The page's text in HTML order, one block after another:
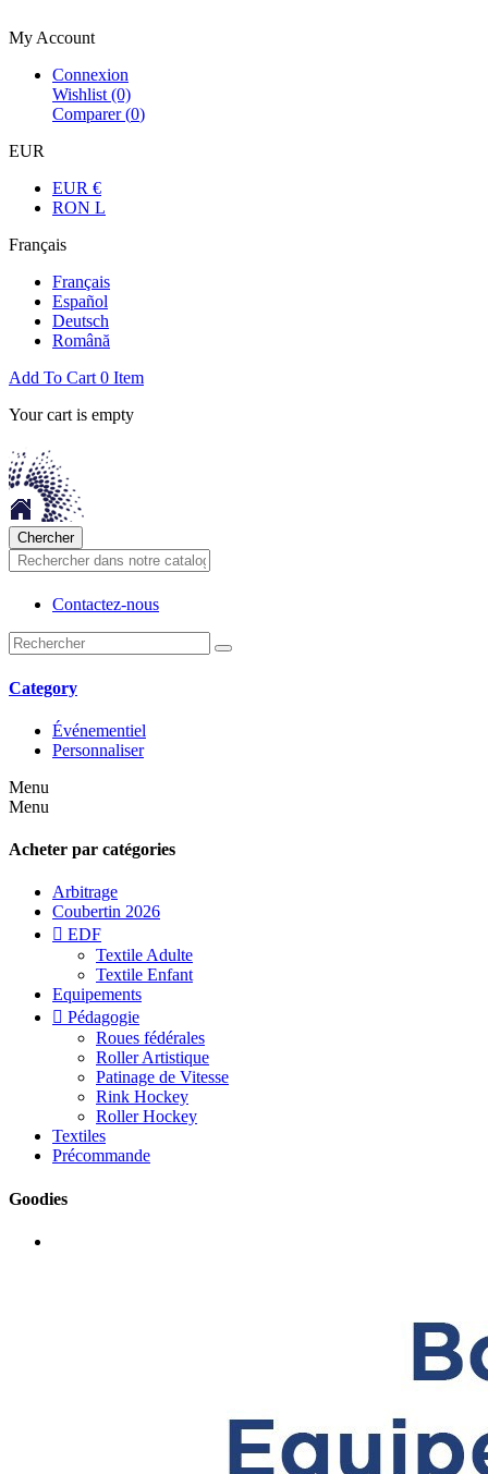
My Account
Connexion
Wishlist (0)
Comparer (0)
EUR
EUR €
RON L
Français
Français
Español
Deutsch
Română
Add To Cart 0 Item
Your cart is empty
Chercher
Contactez-nous
Category
Événementiel
Personnaliser
Menu
Menu
Acheter par catégories
Arbitrage
Coubertin 2026
 EDF
Textile Adulte
Textile Enfant
Equipements
 Pédagogie
Roues fédérales
Roller Artistique
Patinage de Vitesse
Rink Hockey
Roller Hockey
Textiles
Précommande
Goodies